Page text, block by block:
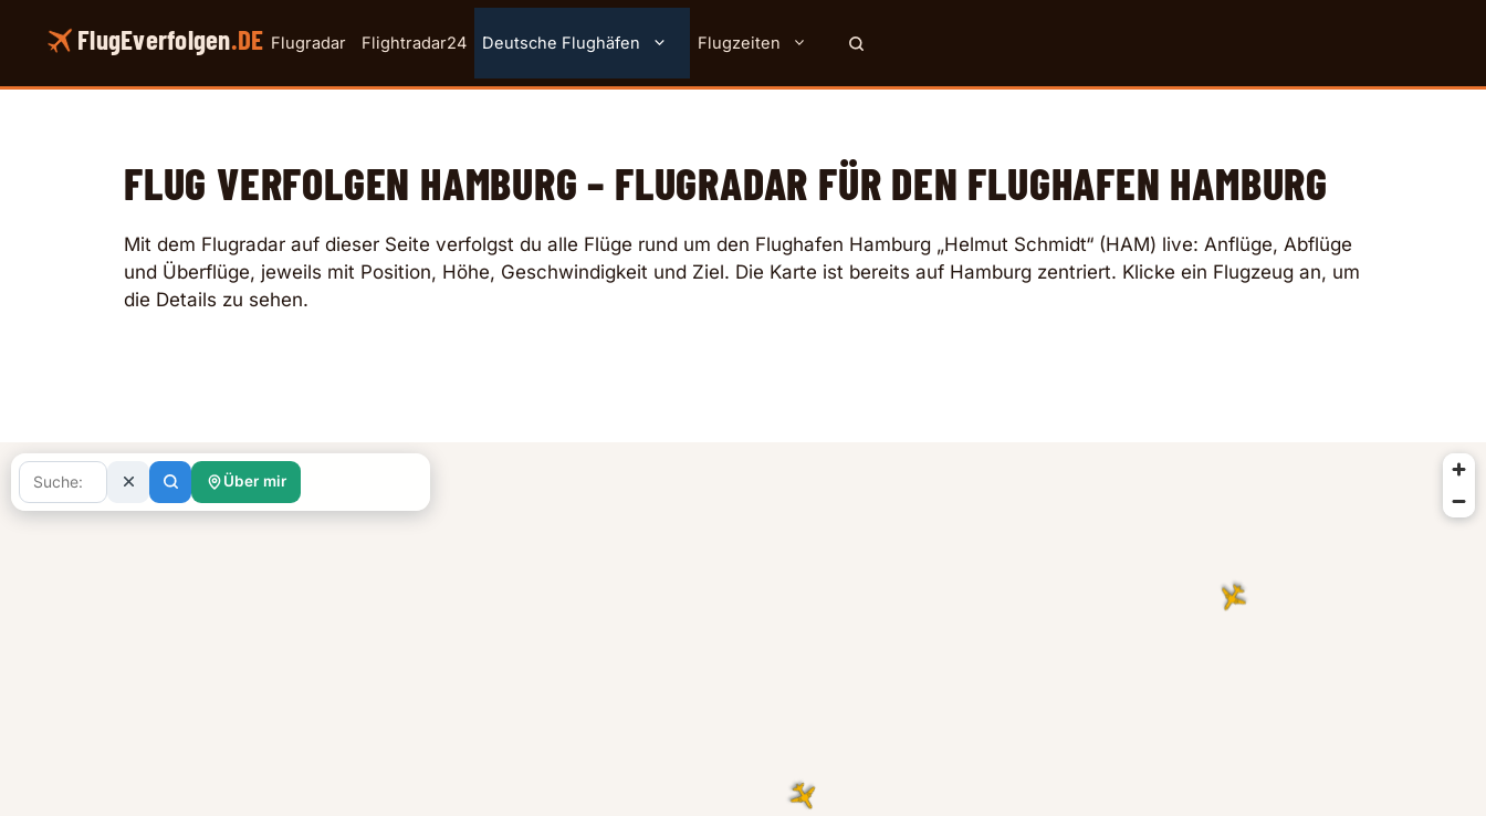
FlugEverfolgen.DE Flugradar Flightradar24 Deutsche Flughäfen Flugzeiten
FLUG VERFOLGEN HAMBURG – FLUGRADAR FÜR DEN FLUGHAFEN HAMBURG
Mit dem Flugradar auf dieser Seite verfolgst du alle Flüge rund um den Flughafen Hamburg „Helmut Schmidt“ (HAM) live: Anflüge, Abflüge
und Überflüge, jeweils mit Position, Höhe, Geschwindigkeit und Ziel. Die Karte ist bereits auf Hamburg zentriert. Klicke ein Flugzeug an, um
die Details zu sehen.
Über mir